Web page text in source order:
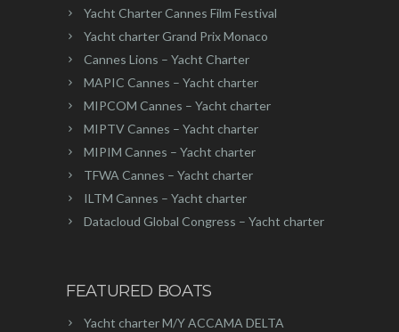
Yacht Charter Cannes Film Festival
Yacht charter Grand Prix Monaco
Cannes Lions – Yacht Charter
MAPIC Cannes – Yacht charter
MIPCOM Cannes – Yacht charter
MIPTV Cannes – Yacht charter
MIPIM Cannes – Yacht charter
TFWA Cannes – Yacht charter
ILTM Cannes – Yacht charter
Datacloud Global Congress – Yacht charter
FEATURED BOATS
Yacht charter M/Y ACCAMA DELTA